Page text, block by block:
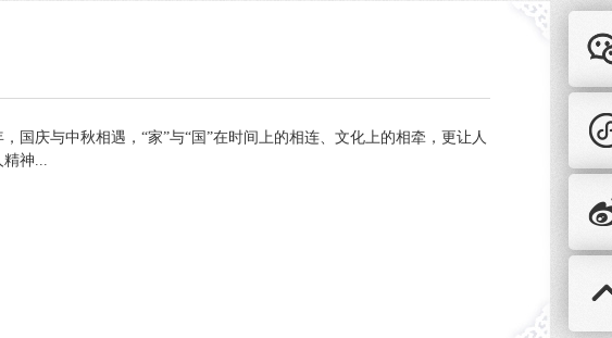
国庆与中秋相遇，“家”与“国”在时间上的相连、文化上的相牵，更让人
精神...